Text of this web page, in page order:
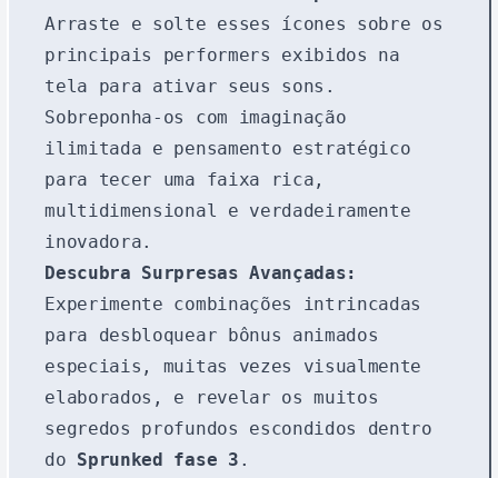
Arraste e solte esses ícones sobre os
principais performers exibidos na
tela para ativar seus sons.
Sobreponha-os com imaginação
ilimitada e pensamento estratégico
para tecer uma faixa rica,
multidimensional e verdadeiramente
inovadora.
Descubra Surpresas Avançadas:
Experimente combinações intrincadas
para desbloquear bônus animados
especiais, muitas vezes visualmente
elaborados, e revelar os muitos
segredos profundos escondidos dentro
do Sprunked fase 3 .